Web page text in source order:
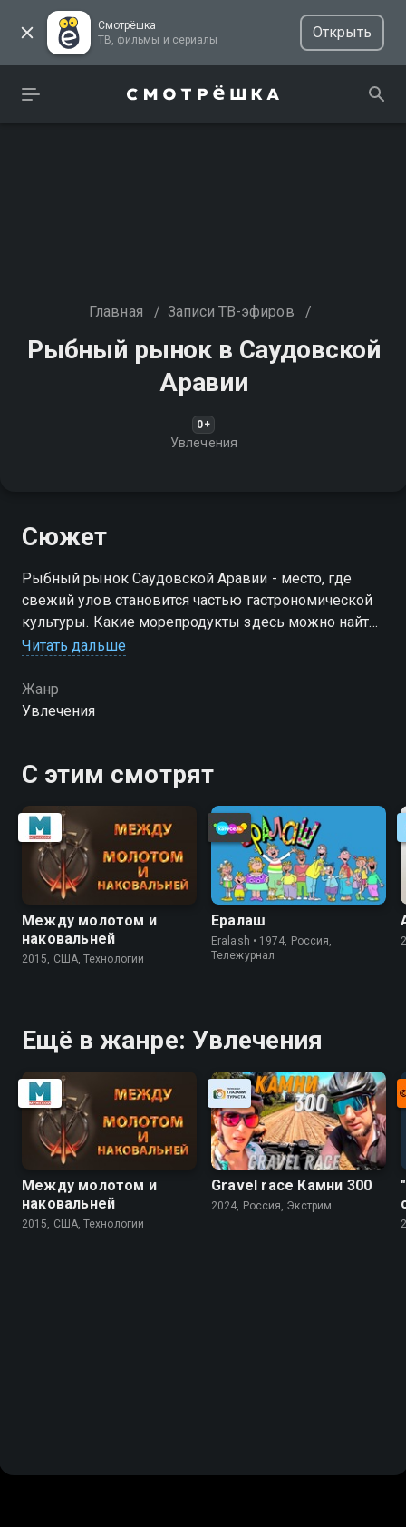
Смотрёшка
ТВ, фильмы и сериалы
Открыть
Главная / Записи ТВ-эфиров /
Рыбный рынок в Саудовской
Аравии
0+
Увлечения
Сюжет
Рыбный рынок Саудовской Аравии - место, где
свежий улов становится частью гастрономической
культуры. Какие морепродукты здесь можно найти,
и как проходит торговля?
Читать дальше
Жанр
Увлечения
С этим смотрят
Между молотом и
наковальней
2015, США, Технологии
Ералаш
Eralash • 1974, Россия,
Тележурнал
Ещё в жанре: Увлечения
Между молотом и
наковальней
2015, США, Технологии
Gravel race Камни 300
2024, Россия, Экстрим